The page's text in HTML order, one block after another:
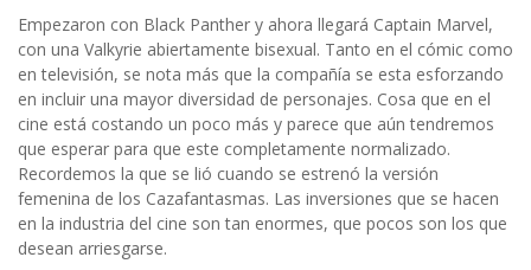
Empezaron con Black Panther y ahora llegará Captain Marvel,
con una Valkyrie abiertamente bisexual. Tanto en el cómic como
en televisión, se nota más que la compañía se esta esforzando
en incluir una mayor diversidad de personajes. Cosa que en el
cine está costando un poco más y parece que aún tendremos
que esperar para que este completamente normalizado.
Recordemos la que se lió cuando se estrenó la versión
femenina de los Cazafantasmas. Las inversiones que se hacen
en la industria del cine son tan enormes, que pocos son los que
desean arriesgarse.